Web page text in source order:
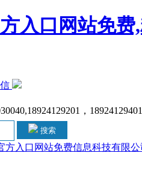
入口网站免
，
搜索